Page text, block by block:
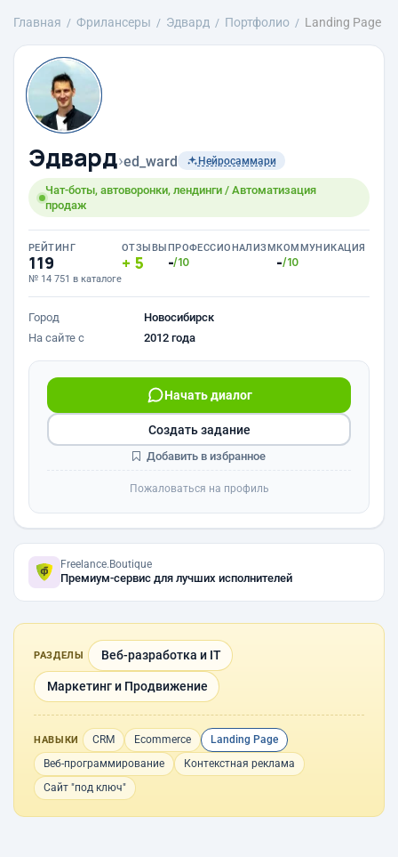
Главная Фрилансеры Эдвард Портфолио Landing Page
Эдвард›ed_ward Нейросаммари
Чат-боты, автоворонки, лендинги / Автоматизация
продаж
РЕЙТИНГ
119
№ 14 751 в каталоге
ОТЗЫВЫ
5
ПРОФЕССИОНАЛИЗМ
-/10
КОММУНИКАЦИЯ
-/10
Город
Новосибирск
На сайте с
2012 года
Начать диалог
Создать задание
Добавить в избранное
Пожаловаться на профиль
Freelance.Boutique
Премиум-сервис для лучших исполнителей
РАЗДЕЛЫ Веб-разработка и IT
Маркетинг и Продвижение
НАВЫКИ CRM Ecommerce
Landing Page
Веб-программирование
Контекстная реклама
Сайт "под ключ"